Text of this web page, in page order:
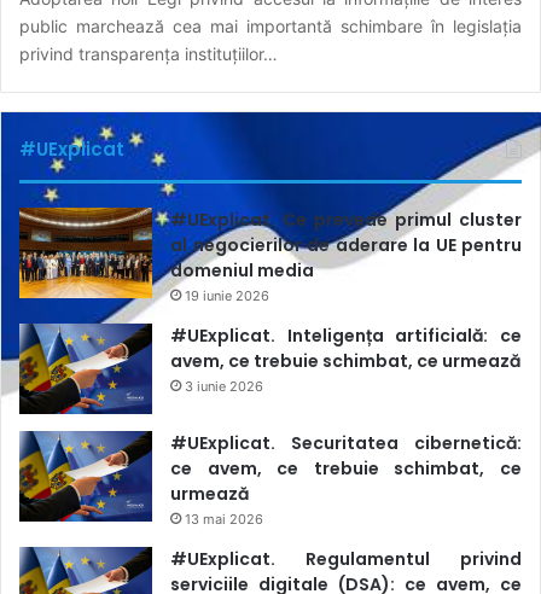
public marchează cea mai importantă schimbare în legislația
privind transparența instituțiilor…
#UExplicat
#UExplicat. Ce prevede primul cluster
al negocierilor de aderare la UE pentru
domeniul media
19 iunie 2026
#UExplicat. Inteligența artificială: ce
avem, ce trebuie schimbat, ce urmează
3 iunie 2026
#UExplicat. Securitatea cibernetică:
ce avem, ce trebuie schimbat, ce
urmează
13 mai 2026
#UExplicat. Regulamentul privind
serviciile digitale (DSA): ce avem, ce